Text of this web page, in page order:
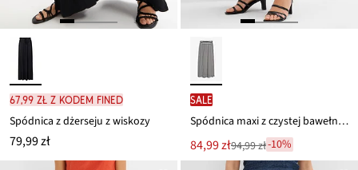
67,99 zł z kodem FINED
Spódnica z dżerseju z wiskozy
79,99 zł
SALE
Spódnica maxi z czystej bawełny organicznej
Nowa
cena
84,99 zł
Przeceniono
94,99 zł-10%